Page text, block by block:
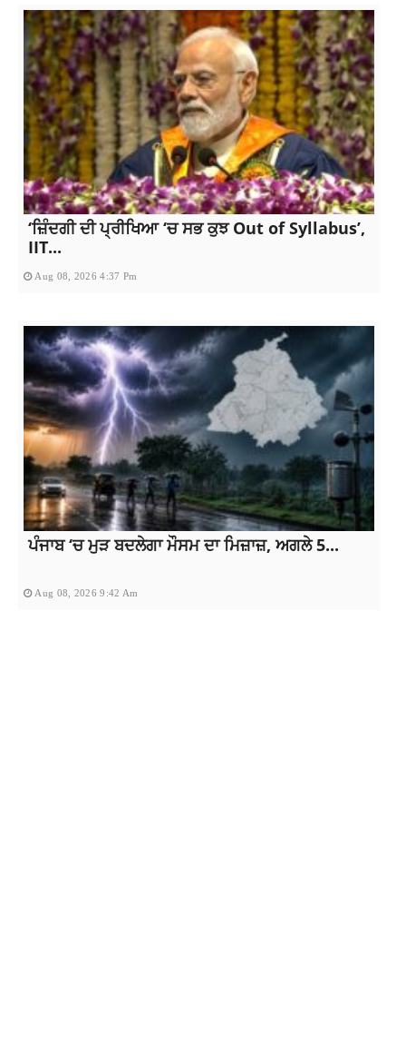
‘ਜ਼ਿੰਦਗੀ ਦੀ ਪ੍ਰੀਖਿਆ ‘ਚ ਸਭ ਕੁਝ Out of Syllabus’,
IIT...
Aug 08, 2026 4:37 Pm
ਪੰਜਾਬ ‘ਚ ਮੁੜ ਬਦਲੇਗਾ ਮੌਸਮ ਦਾ ਮਿਜ਼ਾਜ਼, ਅਗਲੇ 5...
Aug 08, 2026 9:42 Am